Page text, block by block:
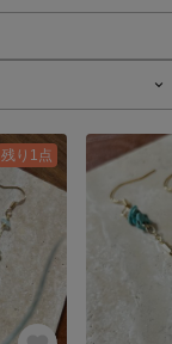
残り1点